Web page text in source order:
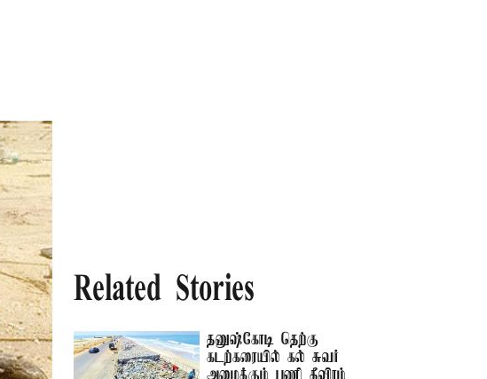
Related Stories
தனுஷ்கோடி தெற்கு
கடற்கரையில் கல் சுவர்
அமைக்கும் பணி தீவிரம்